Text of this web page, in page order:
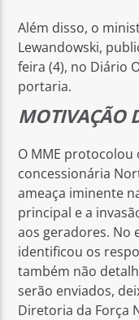
Além disso, o
Lewandowski,
feira (4), no Diário
portaria.
MOTIVAÇÃO
O MME protocolou
concessionária
ameaça iminente
principal e a
aos geradores. No
identificou os
também não
serão enviados,
Diretoria da Força